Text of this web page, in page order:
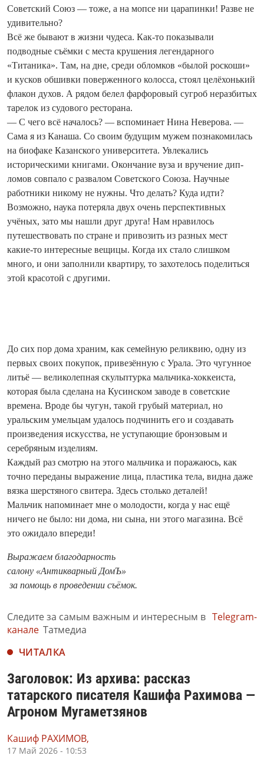
Советский Союз — тоже, а на мопсе ни царапинки! Разве не
удивительно?
Всё же бывают в жизни чудеса. Как-то показывали
подводные съёмки с места крушения легендарного
«Титаника». Там, на дне, среди обломков «былой роскоши»
и кусков обшивки поверженного колосса, стоял целёхонький
флакон духов. А рядом белел фарфоровый сугроб неразбитых
тарелок из судового ресторана.
— С чего всё началось? — вспоминает Нина Неверова. —
Сама я из Канаша. Со своим будущим мужем познакомилась
на биофаке Казанского университета. Увлекались
историческими книгами. Окончание вуза и вручение дип­
ломов совпало с развалом Советского Союза. Научные
работники никому не нужны. Что делать? Куда идти?
Возможно, наука потеряла двух очень перспективных
учёных, зато мы нашли друг друга! Нам нравилось
путешествовать по стране и привозить из разных мест
какие‑то интересные вещицы. Когда их стало слишком
много, и они заполнили квартиру, то захотелось поделиться
этой красотой с другими.
До сих пор дома храним, как семейную реликвию, одну из
первых своих покупок, привезённую с Урала. Это чугунное
литьё — великолепная скульптурка мальчика-хоккеиста,
которая была сделана на Кусинском заводе в советские
времена. Вроде бы чугун, такой грубый материал, но
уральским умельцам удалось подчинить его и создавать
произведения искусства, не уступающие бронзовым и
серебряным изделиям.
Каждый раз смотрю на этого мальчика и поражаюсь, как
точно переданы выражение лица, пластика тела, видна даже
вязка шерстяного свитера. Здесь столько деталей!
Мальчик напоминает мне о молодости, когда у нас ещё
ничего не было: ни дома, ни сына, ни этого магазина. Всё
это ожидало впереди!
Выражаем благодарность
салону «Антикварный ДомЪ»
за помощь в проведении съёмок.
Следите за самым важным и интересным в Telegram-
канале Татмедиа
ЧИТАЛКА
Заголовок: Из архива: рассказ
татарского писателя Кашифа Рахимова —
Агроном Мугаметзянов
Кашиф РАХИМОВ,
17 Май 2026 - 10:53